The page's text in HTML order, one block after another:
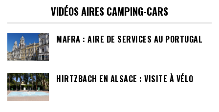
VIDÉOS AIRES CAMPING-CARS
MAFRA : AIRE DE SERVICES AU PORTUGAL
HIRTZBACH EN ALSACE : VISITE À VÉLO